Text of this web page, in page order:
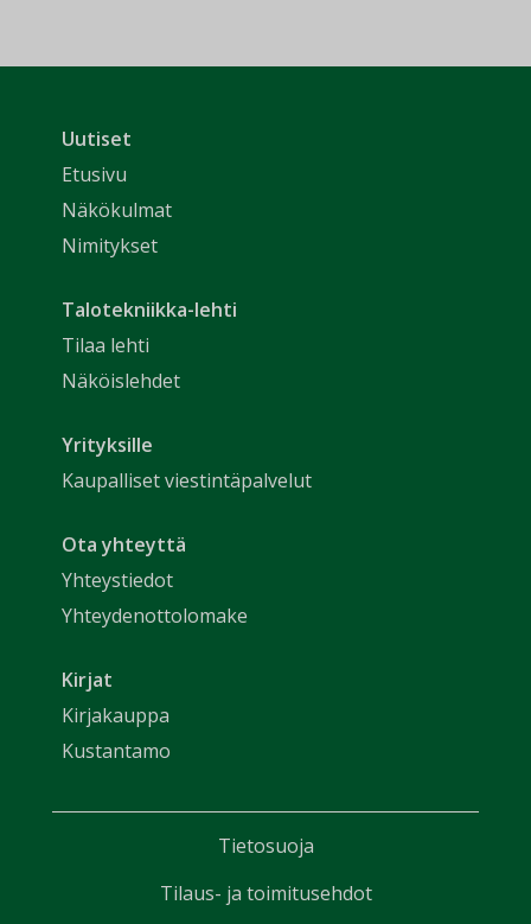
Uutiset
Etusivu
Näkökulmat
Nimitykset
Talotekniikka-lehti
Tilaa lehti
Näköislehdet
Yrityksille
Kaupalliset viestintäpalvelut
Ota yhteyttä
Yhteystiedot
Yhteydenottolomake
Kirjat
Kirjakauppa
Kustantamo
Tietosuoja
Tilaus- ja toimitusehdot